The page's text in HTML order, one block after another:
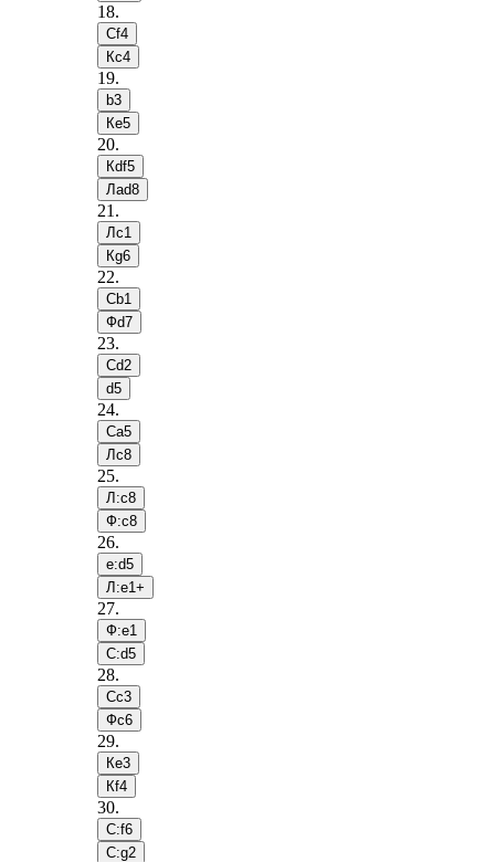
18.
Сf4
Кc4
19.
b3
Кe5
20.
Кdf5
Лad8
21 .
Лc1
Кg6
22.
Сb1
Фd7
23.
Сd2
d5
24.
Сa5
Лc8
25.
Л:c8
Ф:c8
26.
e:d5
Л:e1+
27.
Ф:e1
С:d5
28.
Сc3
Фc6
29.
Кe3
Кf4
30.
С:f6
С:g2